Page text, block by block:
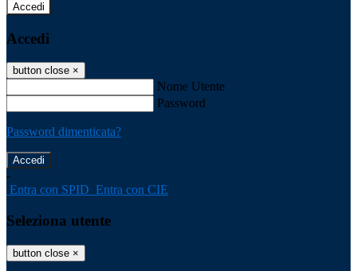
Accedi
Accedi
button close ×
Nome Utente
Password
Password dimenticata?
-
Entra con SPID Entra con CIE
Seleziona utente
button close ×